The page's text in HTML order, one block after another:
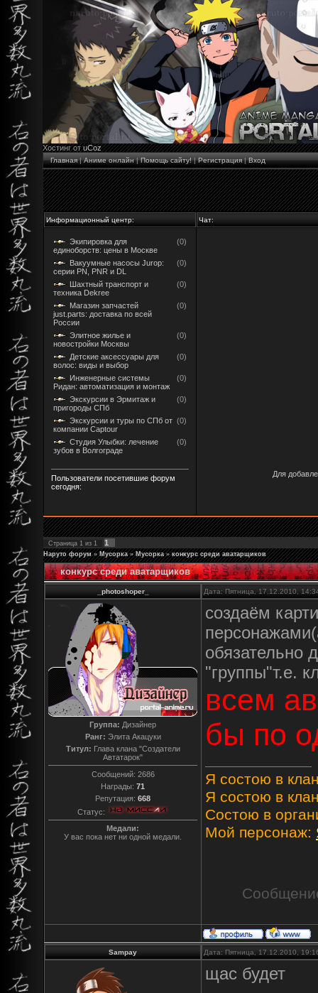
Хостинг отuCoz
Главная|Аниме онлайн|Помощь сайту!|Регистрация|Вход
Информационный центр: Чат:
Экипировка для
единоборств: цены в Москве
(0)
Вакуумные насосы Jurop:
серии PN, PNR и DL
(0)
Шахтный транспорт и
техника Dekree
(0)
Магазин запчастей
just.parts: доставка по всей
России
(0)
Элитное жилье и
новостройки Москвы
(0)
Детские аксессуары для
волос: виды и выбор
(0)
Инженерные системы
Ридан: автоматизация и монтаж
(0)
Экскурсии в Эрмитаж и
пригороды СПб
(0)
Экскурсии и туры по СПб от
компании Captour
(0)
Студия Улыбки: лечение
зубов в Волгограде
(0)
Пользователи посетившие форум
сегодня:
Для
Страница 1 из 1 1
Наруто форум » Мусорка » Мусорка » конкурс среди аватарщиков
конкурс среди аватарщиков
_photoshoper_ Дата: Пятница, 17.12.2010,
Группа: Дизайнер
Ранг: Элита Акацуки
Титул: Глава клана "Создатели
Автатарок"
Сообщений: 2686
Награды: 71
Репутация: 668
Статус:
Медали:
У вас пока нет ни одной медали.
создаём
обязательно
"группы"т.е.
всем
бы по
Я состою в
Я состою в
Состою в
Мой персонаж:
Sampay Дата: Пятница, 17.12.2010,
щас будет